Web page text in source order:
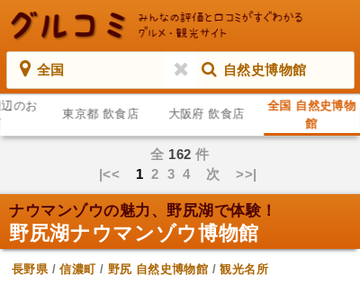
全国 自然史博物館
のお
東京都 飲食店 大阪府 飲食店
全国 自然史博物
館
全 162 件
|<< 12 3 4 次 >>|
ナウマンゾウの魅力、野尻湖で体験！
野尻湖ナウマンゾウ博物館
長野県/信濃町/ 野尻 自然史博物館 /観光名所